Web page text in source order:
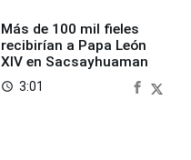
Más de 100 mil fieles
recibirían a Papa León
XIV en Sacsayhuaman
access_time 3:01